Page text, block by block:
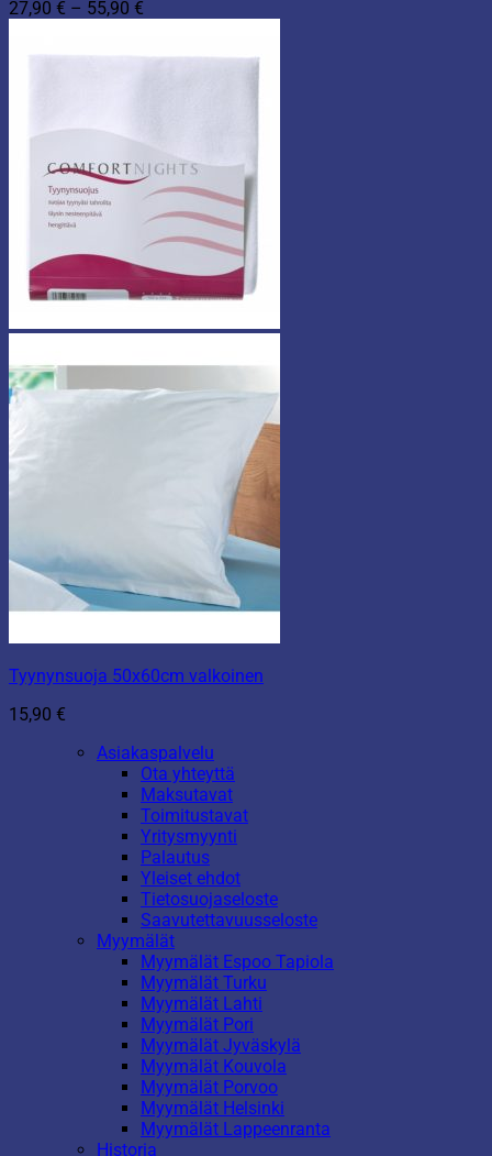
27,90 € – 55,90 €
Tyynynsuoja 50x60cm valkoinen
15,90 €
Asiakaspalvelu
Ota yhteyttä
Maksutavat
Toimitustavat
Yritysmyynti
Palautus
Yleiset ehdot
Tietosuojaseloste
Saavutettavuusseloste
Myymälät
Myymälät Espoo Tapiola
Myymälät Turku
Myymälät Lahti
Myymälät Pori
Myymälät Jyväskylä
Myymälät Kouvola
Myymälät Porvoo
Myymälät Helsinki
Myymälät Lappeenranta
Historia